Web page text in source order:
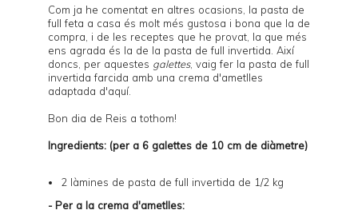
Com ja he comentat en altres ocasions, la pasta de
full feta a casa és molt més gustosa i bona que la de
compra, i de les receptes que he provat, la que més
ens agrada és la de la pasta de full invertida . Així
doncs, per aquestes galettes, vaig fer la pasta de full
invertida farcida amb una crema d'ametlles
adaptada d'aquí.
Bon dia de Reis a tothom!
Ingredients: (per a 6 galettes de 10 cm de diàmetre)
2 làmines de pasta de full invertida de 1/2 kg
- Per a la crema d'ametlles: